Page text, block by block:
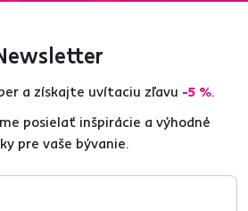
a získajte uvítaciu zľavu -5 %.
posielať inšpirácie a výhodné
pre vaše bývanie.